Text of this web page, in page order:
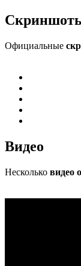
Официальные
Видео
Несколько видео